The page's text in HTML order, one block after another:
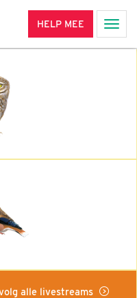
HELP MEE
alle livestreams